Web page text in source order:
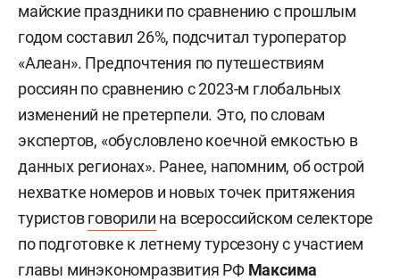
майские праздники по сравнению с прошлым
годом составил 26%, подсчитал туроператор
«Алеан». Предпочтения по путешествиям
россиян по сравнению с 2023-м глобальных
изменений не претерпели. Это, по словам
экспертов, «обусловлено коечной емкостью в
данных регионах». Ранее, напомним, об острой
нехватке номеров и новых точек притяжения
туристовговорили на всероссийском селекторе
по подготовке к летнему турсезону с участием
главы минэкономразвития РФ Максима